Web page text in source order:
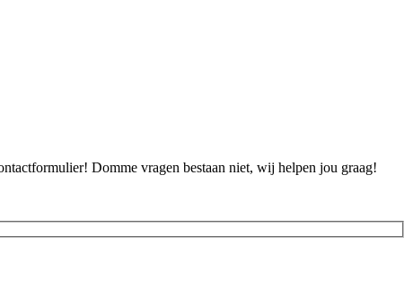
Domme vragen bestaan niet, wij helpen jou graag!